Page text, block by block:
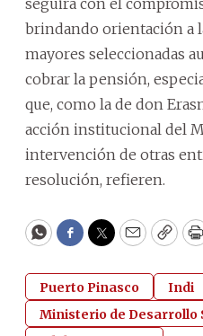
brindando orientación a
mayores seleccionadas
cobrar la pensión,
que, como la de don
acción institucional del
intervención de otras
resolución, refieren.
WhatsApp
Facebook
Twitter
EmailCopy
Puerto Pinasco
Indi
Ministerio de Desarrollo